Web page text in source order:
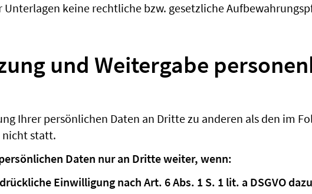
Unterlagen keine rechtliche bzw. gesetzliche
und Weitergabe
Ihrer persönlichen Daten an Dritte zu anderen als den im
statt.
Daten nur an Dritte weiter, wenn:
Einwilligung nach Art. 6 Abs. 1 S. 1 lit. a DSGVO